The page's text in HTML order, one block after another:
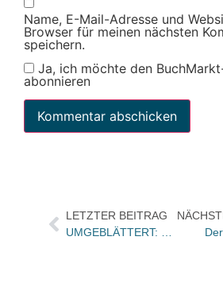
Name, E-Mail-Adresse und
Browser für meinen nächsten
speichern.
Ja, ich möchte den
abonnieren
LETZTER BEITRAG